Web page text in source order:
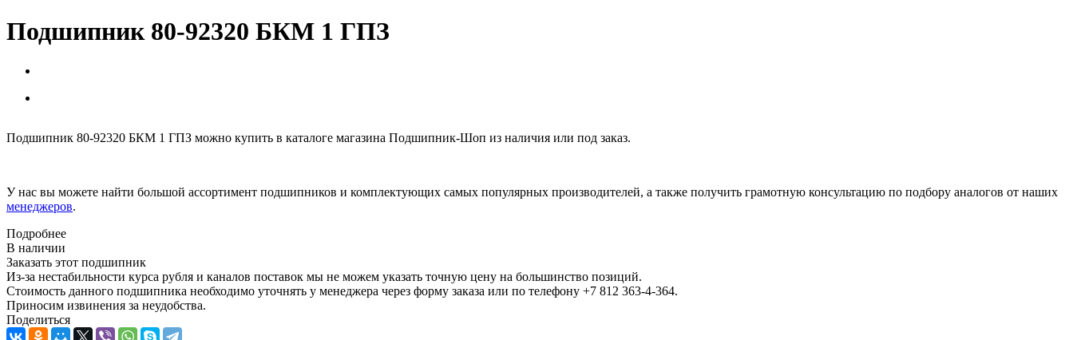
Подшипник 80-92320 БКМ 1 ГПЗ
Подшипник 80-92320 БКМ 1 ГПЗ можно купить в каталоге магазина Подшипник-Шоп из наличия или под заказ.
У нас вы можете найти большой ассортимент подшипников и комплектующих самых популярных производителей, а также получить грамотную консультацию по подбору аналогов от наших
менеджеров.
Подробнее
В наличии
Заказать этот подшипник
Из-за нестабильности курса рубля и каналов поставок мы не можем указать точную цену на большинство позиций.
Стоимость данного подшипника необходимо уточнять у менеджера через форму заказа или по телефону +7 812 363-4-364.
Приносим извинения за неудобства.
Поделиться